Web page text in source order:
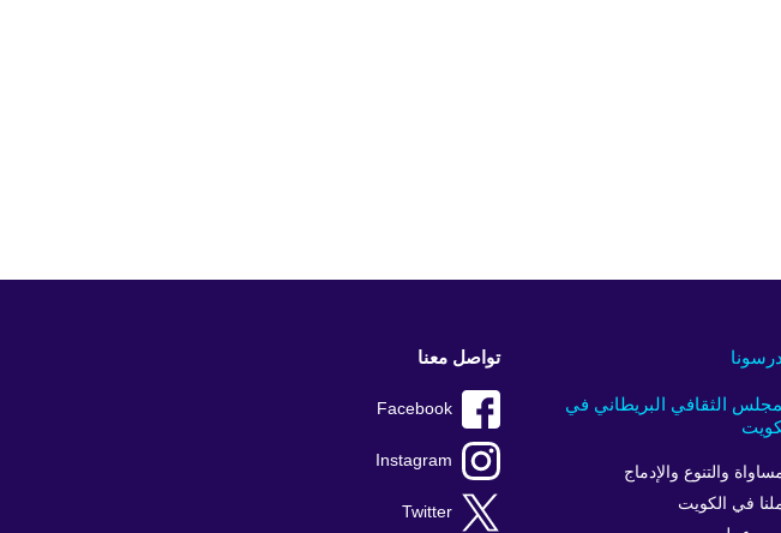
الثقافي البريطاني في
والتنوع والإدماج
في الكويت
تواصل معنا
Facebook
Instagram
Twitter